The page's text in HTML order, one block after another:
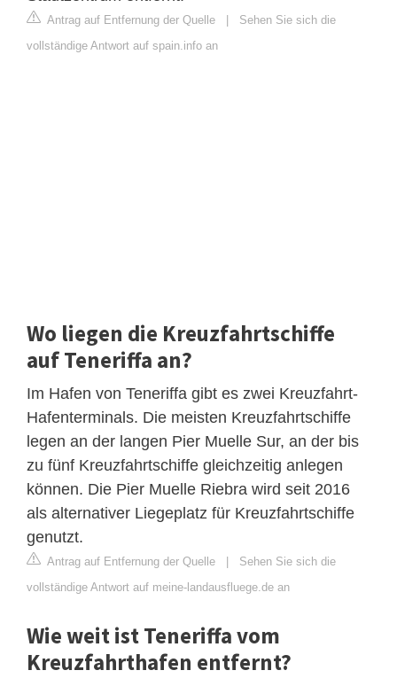
Antrag auf Entfernung der Quelle
Sehen Sie sich die
vollständige Antwort auf spain.info an
Wo liegen die Kreuzfahrtschiffe
auf Teneriffa an?
Im Hafen von Teneriffa gibt es zwei Kreuzfahrt-
Hafenterminals. Die meisten Kreuzfahrtschiffe
legen an der langen Pier Muelle Sur, an der bis
zu fünf Kreuzfahrtschiffe gleichzeitig anlegen
können. Die Pier Muelle Riebra wird seit 2016
als alternativer Liegeplatz für Kreuzfahrtschiffe
genutzt.
Antrag auf Entfernung der Quelle
Sehen Sie sich die
vollständige Antwort auf meine-landausfluege.de an
Wie weit ist Teneriffa vom
Kreuzfahrthafen entfernt?